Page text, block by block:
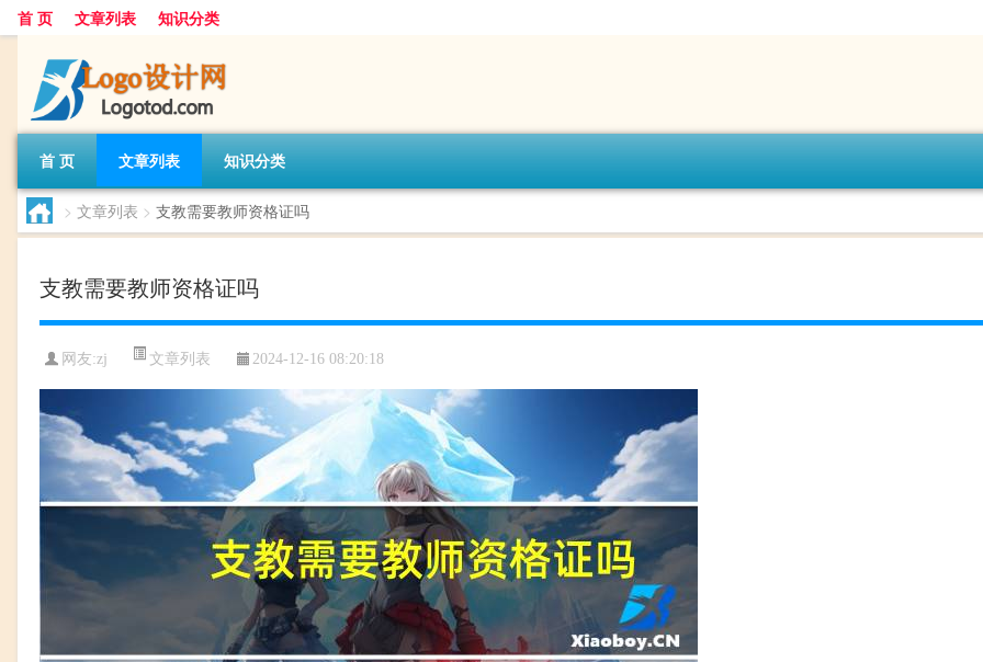
首 页 文章列表 知识分类
首 页 文章列表 知识分类
> 文章列表 > 支教需要教师资格证吗
支教需要教师资格证吗
网友:zj 文章列表 2024-12-16 08:20:18